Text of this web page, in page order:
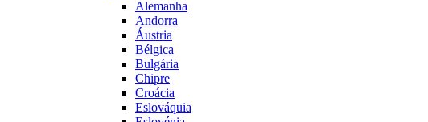
Alemanha
Andorra
Áustria
Bélgica
Bulgária
Chipre
Croácia
Eslováquia